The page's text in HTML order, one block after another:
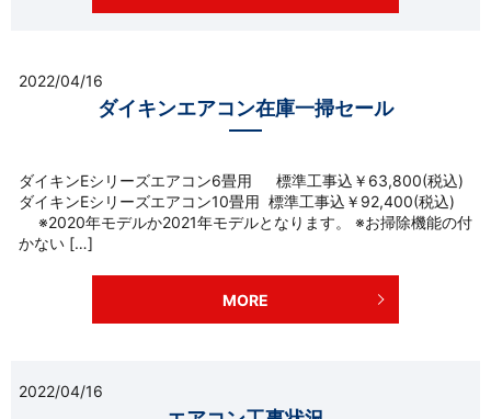
2022/04/16
ダイキンエアコン在庫一掃セール
ダイキンEシリーズエアコン6畳用 標準工事込￥63,800(税込)
ダイキンEシリーズエアコン10畳用 標準工事込￥92,400(税込)
※2020年モデルか2021年モデルとなります。 ※お掃除機能の付
かない […]
MORE
2022/04/16